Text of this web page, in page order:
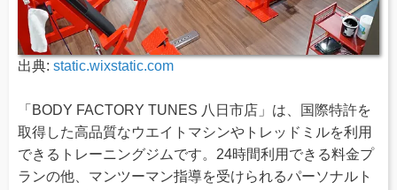
出典: static.wixstatic.com
「BODY FACTORY TUNES 八日市店」は、国際特許を
取得した高品質なウエイトマシンやトレッドミルを利用
できるトレーニングジムです。24時間利用できる料金プ
ランの他、マンツーマン指導を受けられるパーソナルト